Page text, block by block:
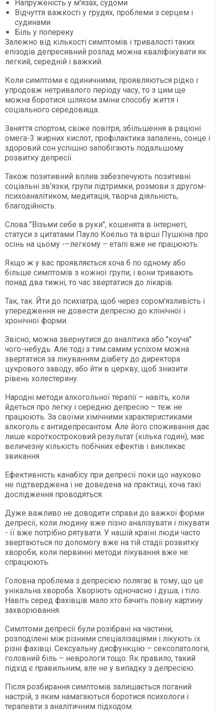
Напруженість у м'язах, судоми
Відчуття важкості у грудях, проблеми з серцем і
судинами
Біль у попереку
Залежно від кількості симптомів і тривалості таких
епізодів депресивний розлад можна кваліфікувати як
легкий, середній і важкий.
Коли симптоми є одиничними, проявляються рідко і
упродовж нетривалого періоду часу, то з цим ще
можна боротися шляхом зміни способу життя і
соціального середовища.
Заняття спортом, свіже повітря, збільшення в раціоні
омега-3 жирних кислот, профілактика запалень, сонце і
здоровий сон успішно запобігають подальшому
розвитку депресії.
Також позитивний вплив забезпечують позитивні
соціальні зв'язки, групи підтримки, розмови з другом-
психоаналітиком, медитація, творча діяльність,
благодійність.
Слова "Візьми себе в руки", кошенята в інтернеті,
статуси з цитатами Пауло Коельо та вірші Пушкіна про
осінь на цьому -–легкому – етапі вже не працюють.
Якщо ж у вас проявляється хоча б по одному або
більше симптомів з кожної групи, і вони тривають
понад два тижні, то час звертатися до лікарів.
Так, так. Йти до психіатра, щоб через сором'язливість і
упередження не довести депресію до клінічної і
хронічної форми.
Звісно, можна звернутися до аналітика або "коуча"
чого-небудь. Але тоді з тим самим успіхом можна
звертатися за лікуванням діабету до директора
цукрового заводу, або йти в церкву, щоб знизити
рівень холестерину.
Народні методи алкогольної терапії – навіть, коли
йдеться про легку і середню депресію – теж не
працюють. За своїми хімічними характеристиками
алкоголь є антидепресантом. Але його споживання дає
лише короткостроковий результат (кілька годин), має
величезну кількість побічних ефектів і викликає
звикання.
Ефективність канабісу при депресії поки що науково
не підтверджена і не доведена на практиці, хоча такі
дослідження проводяться.
Дуже важливо не доводити справи до важкої форми
депресії, коли людину вже пізно аналізувати і лікувати
- її вже потрібно рятувати. У нашій країні люди часто
звертаються по допомогу вже на тій стадії розвитку
хвороби, коли первинні методи лікування вже не
спрацюють.
Головна проблема з депресією полягає в тому, що це
унікальна хвороба. Хворіють одночасно і душа, і тіло.
Навіть серед фахівців мало хто бачить повну картину
захворювання.
Симптоми депресії були розібрані на частини,
розподілені між різними спеціалізаціями і лікують їх
різні фахівці. Сексуальну дисфункцію – сексопатологи,
головний біль – неврологи тощо. Як правило, такий
підхід є правильним, але не у випадку з депресією.
Після розбирання симптомів залишається поганий
настрій, з яким намагаються боротися психологи і
терапевти з аналітичним підходом.